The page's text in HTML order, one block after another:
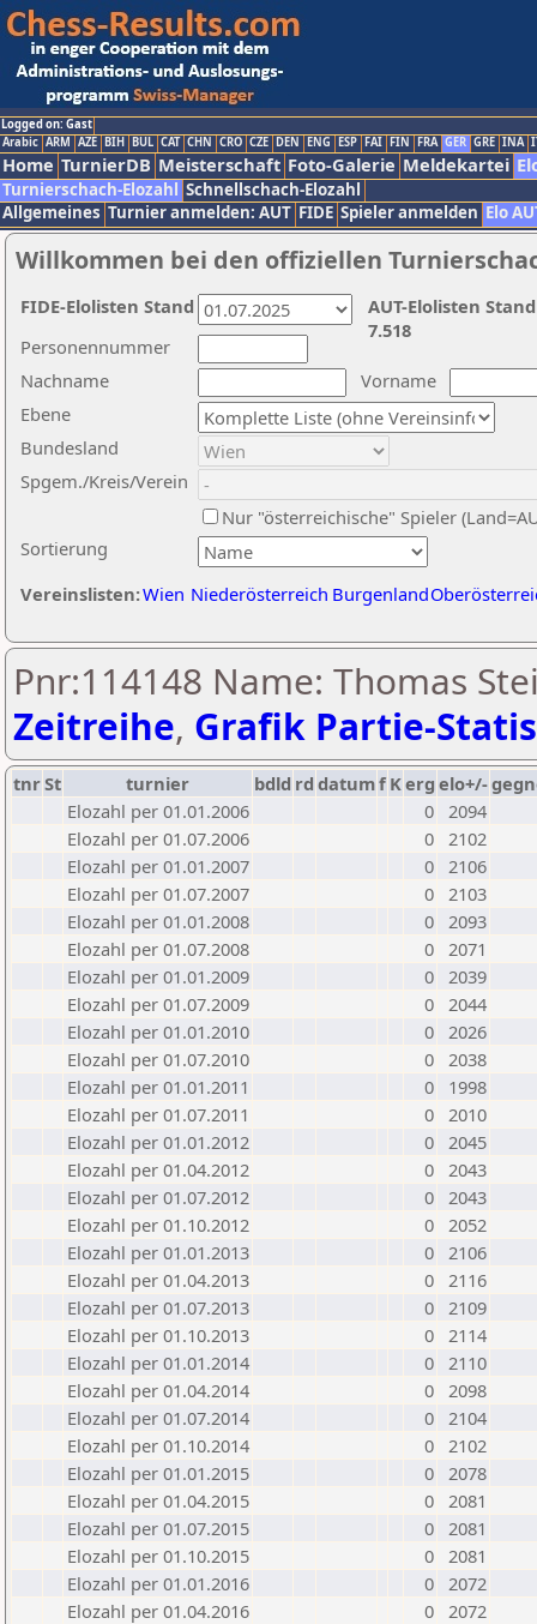
Logged on: Gast
Arabic ARM AZE BIH BUL CAT CHN CRO CZE DEN ENG ESP FAI FIN FRA GER GRE INA
Home TurnierDB Meisterschaft Foto-Galerie Meldekartei
Turnierschach-Elozahl Schnellschach-Elozahl
Allgemeines Turnier anmelden: AUT FIDE Spieler anmelden Elo
Willkommen bei den offiziellen
Nachname
Vorname
Ebene
Sortierung
Personennummer
Bundesland
Spgem./Kreis/Verein
Nur "österreichische" Spieler
Vereinslisten:Wien Niederösterreich Burgenland
AUT-Elolisten
7.518
FIDE-Elolisten Stand
Pnr:114148 Name: Thomas
Zeitreihe, Grafik Partie-
tnrSt turnier bdld rd datumf Kerg elo+/-
Elozahl per 01.01.2006
0 2094
Elozahl per 01.07.2006
0 2102
Elozahl per 01.01.2007
0 2106
Elozahl per 01.07.2007
0 2103
Elozahl per 01.01.2008
0 2093
Elozahl per 01.07.2008
0 2071
Elozahl per 01.01.2009
0 2039
Elozahl per 01.07.2009
0 2044
Elozahl per 01.01.2010
0 2026
Elozahl per 01.07.2010
0 2038
Elozahl per 01.01.2011
0
1998
Elozahl per 01.07.2011
0 2010
Elozahl per 01.01.2012
0 2045
Elozahl per 01.04.2012
0 2043
Elozahl per 01.07.2012
0 2043
Elozahl per 01.10.2012
0 2052
Elozahl per 01.01.2013
0 2106
Elozahl per 01.04.2013
0 2116
Elozahl per 01.07.2013
0 2109
Elozahl per 01.10.2013
0 2114
Elozahl per 01.01.2014
0 2110
Elozahl per 01.04.2014
0 2098
Elozahl per 01.07.2014
0 2104
Elozahl per 01.10.2014
0 2102
Elozahl per 01.01.2015
0 2078
Elozahl per 01.04.2015
0 2081
Elozahl per 01.07.2015
0 2081
Elozahl per 01.10.2015
0 2081
Elozahl per 01.01.2016
0 2072
Elozahl per 01.04.2016
0 2072